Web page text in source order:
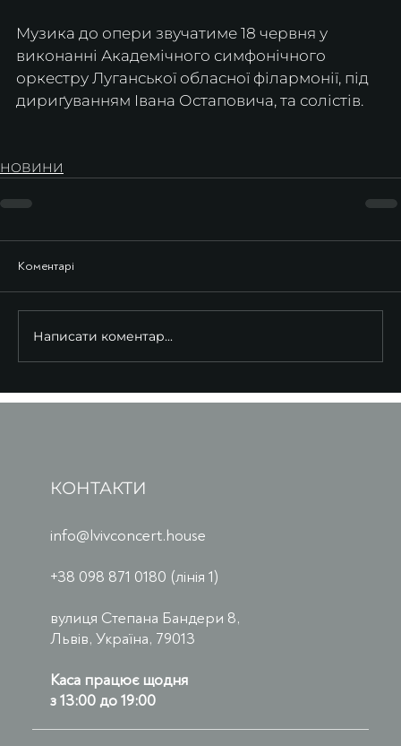
Музика до опери звучатиме 18 червня у
виконанні Академічного симфонічного
оркестру Луганської обласної філармонії, під
дириґуванням Івана Остаповича, та солістів.
НОВИНИ
Коментарі
Написати коментар...
КОНТАКТИ
info@lvivconcert.house
+38 098 871 0180 (лінія 1)
вулиця Степана Бандери 8,
Львів, Україна, 79013
Каса працює щодня
з 13:00 до 19:00